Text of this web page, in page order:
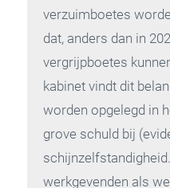
verzuimboetes
dat, anders dan in
vergrijpboetes
kabinet vindt dit
worden opgelegd in
grove schuld bij
werkgevenden als